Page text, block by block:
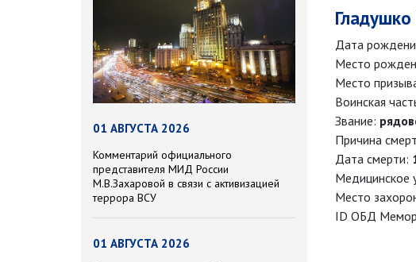
01 АВГУСТА 2026
Комментарий официального
представителя МИД России
М.В.Захаровой в связи с активизацией
террора ВСУ
01 АВГУСТА 2026
Дата
Место
Место
Воинская
Звание:
Причина
Дата смерти:
Медицинское
Место
ID ОБД